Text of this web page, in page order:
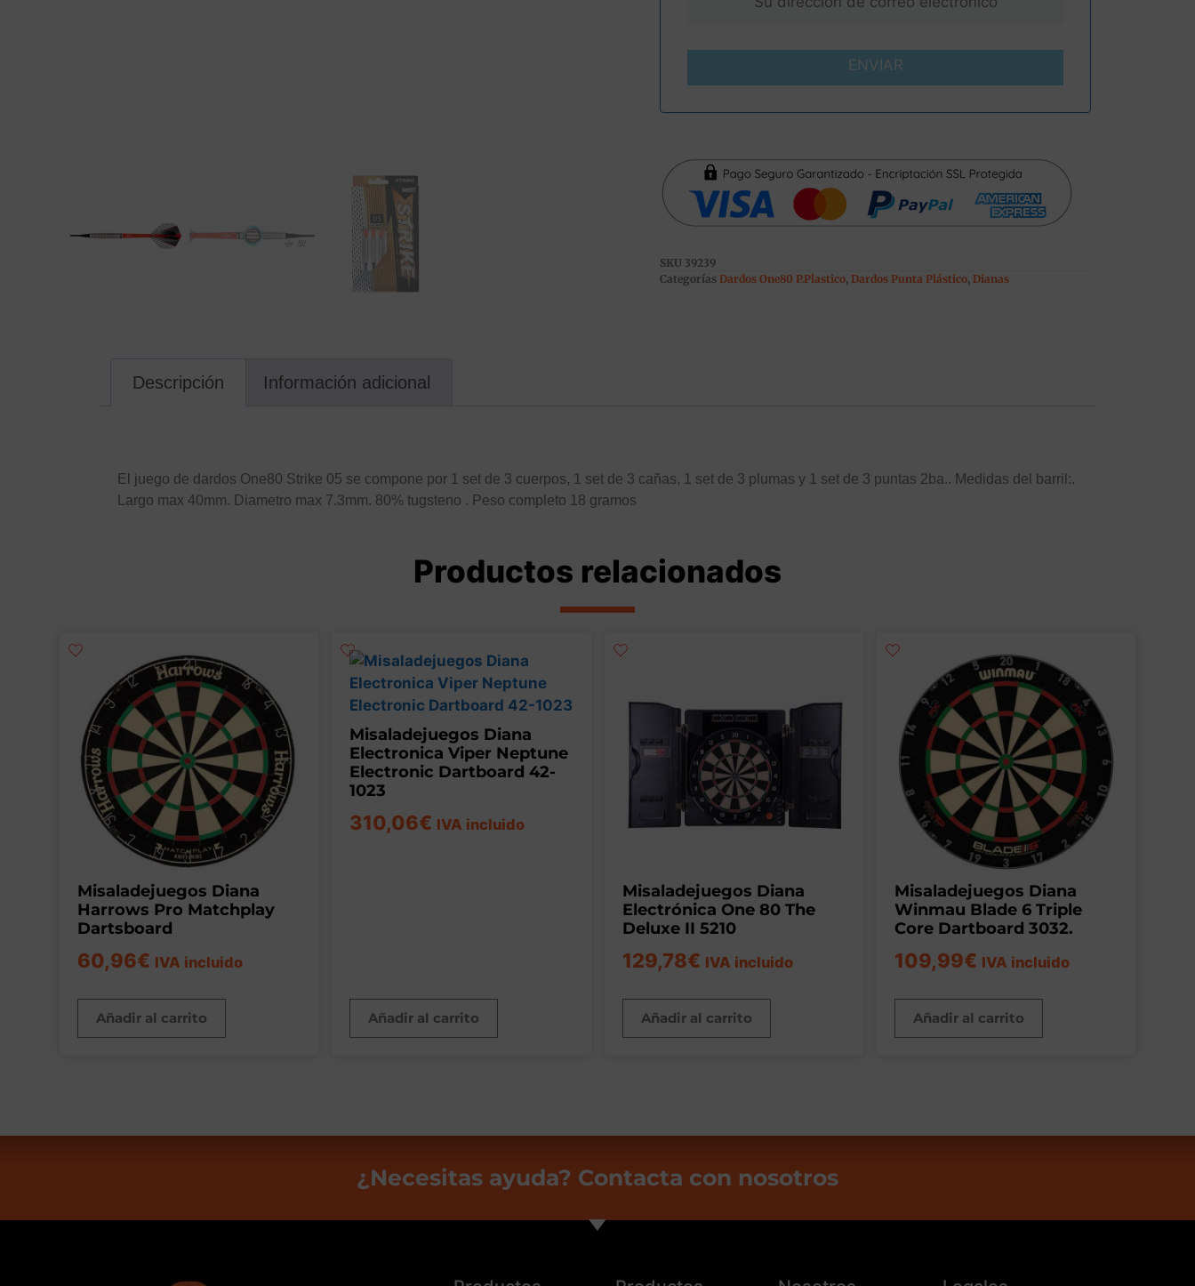
ENVIAR
SKU 39239
Categorías Dardos One80 P.Plastico, Dardos Punta Plástico, Dianas
Descripción Información adicional
El juego de dardos One80 Strike 05 se compone por 1 set de 3 cuerpos, 1 set de 3 cañas, 1 set de 3 plumas y 1 set de 3 puntas 2ba.. Medidas del barril:.
Largo max 40mm. Diametro max 7.3mm. 80% tugsteno . Peso completo 18 gramos
Productos relacionados
Misaladejuegos Diana
Harrows Pro Matchplay
Dartsboard
60,96€ IVA incluido
Añadir al carrito
Misaladejuegos Diana
Electronica Viper Neptune
Electronic Dartboard 42-
1023
310,06€ IVA incluido
Añadir al carrito
Misaladejuegos Diana
Electrónica One 80 The
Deluxe II 5210
129,78€ IVA incluido
Añadir al carrito
Misaladejuegos Diana
Winmau Blade 6 Triple
Core Dartboard 3032.
109,99€ IVA incluido
Añadir al carrito
¿Necesitas ayuda? Contacta con nosotros